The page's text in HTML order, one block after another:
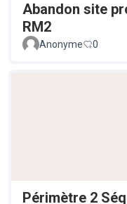
Abandon site
RM2
Anonyme 0
Périmètre 2